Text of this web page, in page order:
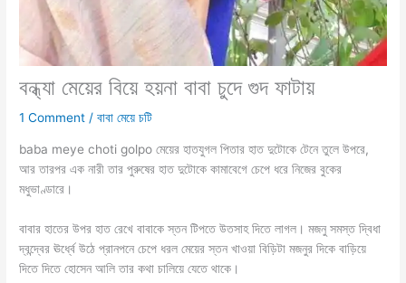
বন্ধ্যা মেয়ের বিয়ে হয়না বাবা চুদে গুদ ফাটায়
1 Comment /বাবা মেয়ে চটি
baba meye choti golpo মেয়ের হাতযুগল পিতার হাত দুটোকে টেনে তুলে উপরে,
আর তারপর এক নারী তার পুরুষের হাত দুটোকে কামাবেগে চেপে ধরে নিজের বুকের
মধুভাণ্ডারে।
বাবার হাতের উপর হাত রেখে বাবাকে স্তন টিপতে উতসাহ দিতে লাগল। মজনু সমস্ত দ্বিধা
দ্বন্দ্বের ঊর্ধ্বে উঠে প্রানপনে চেপে ধরল মেয়ের স্তন খাওয়া বিড়িটা মজনুর দিকে বাড়িয়ে
দিতে দিতে হোসেন আলি তার কথা চালিয়ে যেতে থাকে।